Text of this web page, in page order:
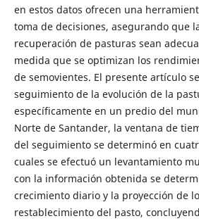
en estos datos ofrecen una
toma de decisiones, asegurando que
recuperación de pasturas sean
medida que se optimizan los
de semovientes. El presente artículo
seguimiento de la evolución de la
específicamente en un predio del
Norte de Santander, la ventana de
del seguimiento se determinó en
cuales se efectuó un levantamiento
con la información obtenida se
crecimiento diario y la proyección de
restablecimiento del pasto,